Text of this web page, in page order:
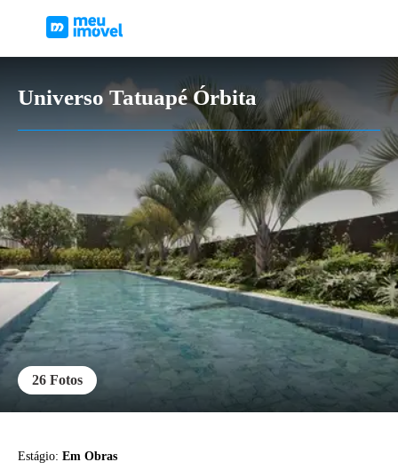
Universo Tatuapé Órbita
26 Fotos
Estágio: Em Obras